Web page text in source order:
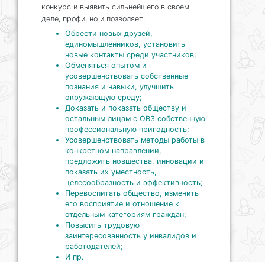
конкурс и выявить сильнейшего в своем
деле, профи, но и позволяет:
Обрести новых друзей,
единомышленников, установить
новые контакты среди участников;
Обменяться опытом и
усовершенствовать собственные
познания и навыки, улучшить
окружающую среду;
Доказать и показать обществу и
остальным лицам с ОВЗ собственную
профессиональную пригодность;
Усовершенствовать методы работы в
конкретном направлении,
предложить новшества, инновации и
показать их уместность,
целесообразность и эффективность;
Перевоспитать общество, изменить
его восприятие и отношение к
отдельным категориям граждан;
Повысить трудовую
заинтересованность у инвалидов и
работодателей;
И пр.